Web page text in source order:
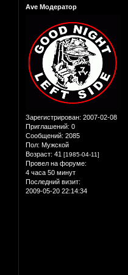
Ave Модератор
Зарегистрирован: 2007-02-08
Приглашений: 0
Сообщений: 2085
Пол: Мужской
Возраст: 41 [1985-04-11]
Провел на форуме:
4 часа 50 минут
Последний визит:
2009-05-20 22:14:34